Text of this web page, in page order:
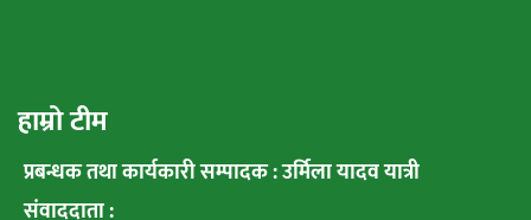
हाम्रो टीम
प्रबन्धक तथा कार्यकारी सम्पादक : उर्मिला यादव यात्री
संवाददाता :